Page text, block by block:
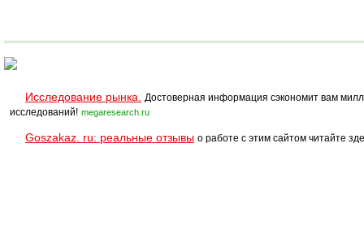
Исследование рынка.
Достоверная информация сэкономит вам
исследований! megaresearch.ru
Goszakaz. ru: реальные отзывы о работе с этим сайтом читайте